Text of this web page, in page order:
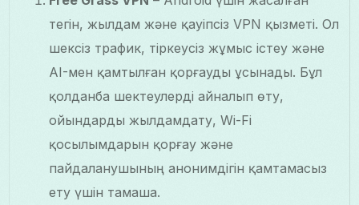
тегін, жылдам және қауіпсіз VPN қызметі. Ол
шексіз трафик, тіркеусіз жұмыс істеу және
AI-мен қамтылған қорғауды ұсынады. Бұл
қолданба шектеулерді айналып өту,
ойындарды жылдамдату, Wi-Fi
қосылымдарын қорғау және
пайдаланушының анонимдігін қамтамасыз
ету үшін тамаша.